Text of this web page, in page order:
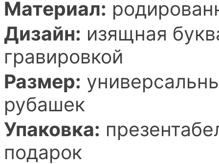
Материал:
Дизайн: изящная
гравировкой
Размер:
рубашек
Упаковка:
подарок